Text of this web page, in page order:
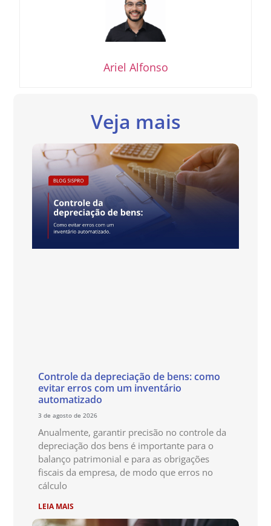
Ariel Alfonso
Veja mais
Controle da depreciação de bens: como
evitar erros com um inventário
automatizado
3 de agosto de 2026
Anualmente, garantir precisão no controle da
depreciação dos bens é importante para o
balanço patrimonial e para as obrigações
fiscais da empresa, de modo que erros no
cálculo
LEIA MAIS